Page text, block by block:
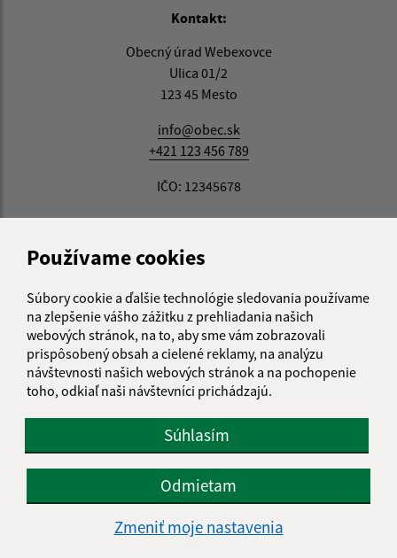
Používame cookies
Súbory cookie a ďalšie technológie sledovania používame
na zlepšenie vášho zážitku z prehliadania našich
webových stránok, na to, aby sme vám zobrazovali
prispôsobený obsah a cielené reklamy, na analýzu
návštevnosti našich webových stránok a na pochopenie
toho, odkiaľ naši návštevníci prichádzajú.
Súhlasím
Odmietam
Zmeniť moje nastavenia
Kontakt:
Obecný úrad Webexovce
Ulica 01/2
123 45 Mesto
info@obec.sk
+421 123 456 789
IČO: 12345678
Informácie o stránke: